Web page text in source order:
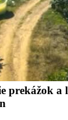
prekážok a